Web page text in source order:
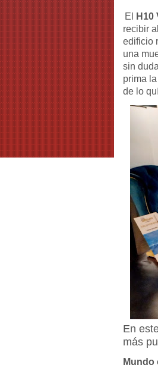
El H10
recibir
edificio
una
sin
prima
de lo
En
más